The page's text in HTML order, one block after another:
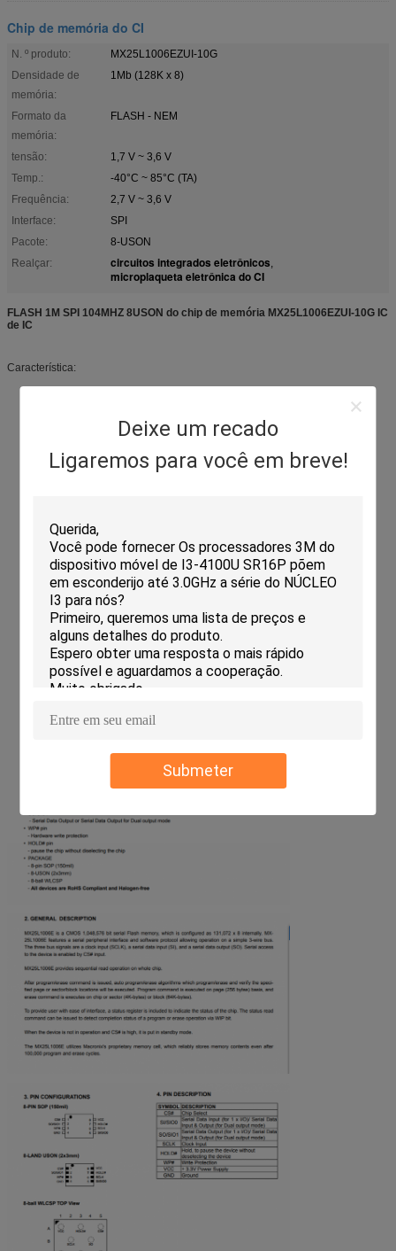
Deixe um recado
Ligaremos para você em breve!
Submeter
Chip de memória do CI
N. º produto:
MX25L1006EZUI-10G
Densidade de
memória:
1Mb (128K x 8)
Formato da
memória:
FLASH - NEM
tensão:
1,7 V ~ 3,6 V
Temp.:
-40°C ~ 85°C (TA)
Frequência:
2,7 V ~ 3,6 V
Interface:
SPI
Pacote:
8-USON
Realçar:
circuitos integrados eletrônicos,
microplaqueta eletrônica do CI
FLASH 1M SPI 104MHZ 8USON do chip de memória MX25L1006EZUI-10G IC
de IC
Característica: